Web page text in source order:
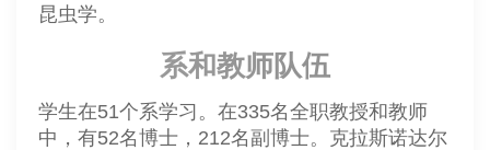
昆虫学。
系和教师队伍
学生在51个系学习。在335名全职教授和教师
中，有52名博士，212名副博士。克拉斯诺达尔